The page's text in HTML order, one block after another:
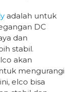
adalah untuk
DC
dan
stabil.
akan
mengurangi
elco bisa